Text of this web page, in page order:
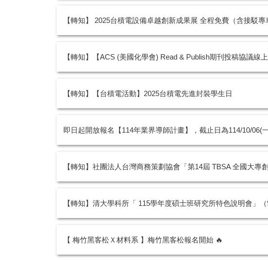
【轉知】 2025台積電設備卓越創新成果展 全程免費（含接駁
【轉知】【ACS (美國化學會) Read & Publish期刊投稿協議線上
【轉知】【台積電活動】2025台積電先進封裝學生日
即日起開放報名【114年業界導師計畫】，截止日為114/10/06(
【轉知】社團法人台灣商務策劃協會「第14屆 TBSA 全國大專
【轉知】清大學科所「 115學年度碩士班研究所特色說明會」
【 梅竹黑客松Ｘ材料系 】梅竹黑客松報名開始 🔥